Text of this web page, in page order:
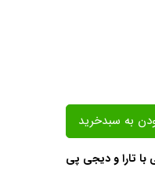
تارا و دیجی پی